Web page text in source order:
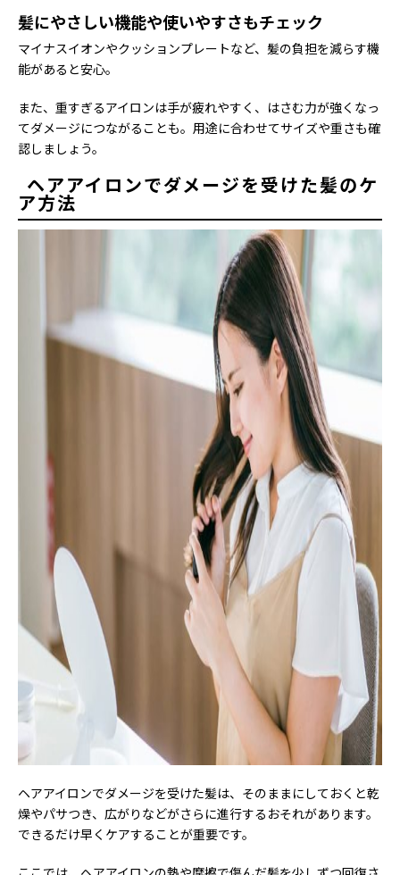
髪にやさしい機能や使いやすさもチェック
マイナスイオンやクッションプレートなど、髪の負担を減らす機
能があると安心。
また、重すぎるアイロンは手が疲れやすく、はさむ力が強くなっ
てダメージにつながることも。用途に合わせてサイズや重さも確
認しましょう。
ヘアアイロンでダメージを受けた髪のケ
ア方法
ヘアアイロンでダメージを受けた髪は、そのままにしておくと乾
燥やパサつき、広がりなどがさらに進行するおそれがあります。
できるだけ早くケアすることが重要です。